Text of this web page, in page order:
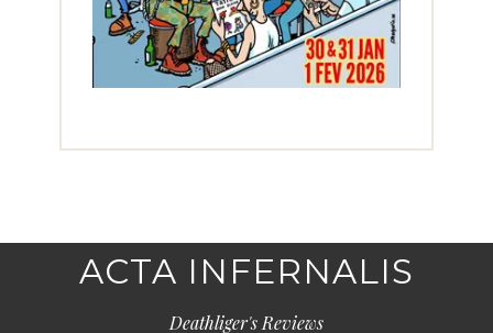
ACTA INFERNALIS
Deathliger's Reviews